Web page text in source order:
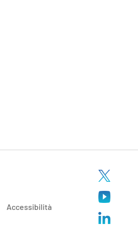
Accessibilità